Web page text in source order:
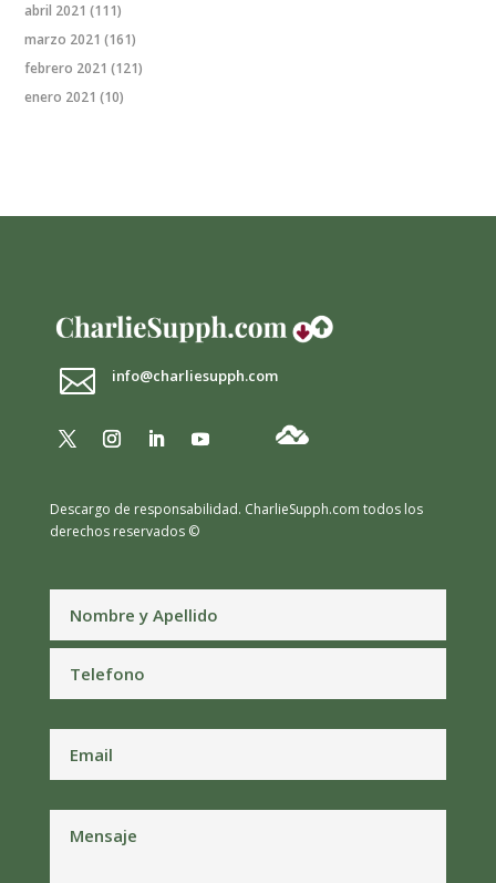
abril 2021 (111)
marzo 2021 (161)
febrero 2021 (121)
enero 2021 (10)
 info@charliesupph.com
Descargo de responsabilidad. CharlieSupph.com todos los
derechos reservados ©